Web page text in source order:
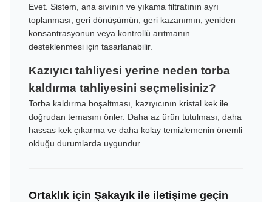
Evet. Sistem, ana sıvının ve yıkama filtratının ayrı
toplanması, geri dönüşümün, geri kazanımın, yeniden
konsantrasyonun veya kontrollü arıtmanın
desteklenmesi için tasarlanabilir.
Kazıyıcı tahliyesi yerine neden torba
kaldırma tahliyesini seçmelisiniz?
Torba kaldırma boşaltması, kazıyıcının kristal kek ile
doğrudan temasını önler. Daha az ürün tutulması, daha
hassas kek çıkarma ve daha kolay temizlemenin önemli
olduğu durumlarda uygundur.
Ortaklık için Şakayık ile iletişime geçin